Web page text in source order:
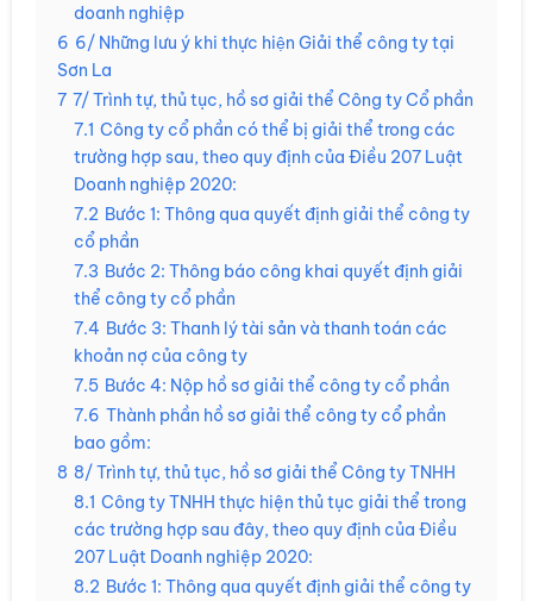
doanh nghiệp
6 6/ Những lưu ý khi thực hiện Giải thể công ty tại
Sơn La
7 7/ Trình tự, thủ tục, hồ sơ giải thể Công ty Cổ phần
7.1 Công ty cổ phần có thể bị giải thể trong các
trường hợp sau, theo quy định của Điều 207 Luật
Doanh nghiệp 2020:
7.2 Bước 1: Thông qua quyết định giải thể công ty
cổ phần
7.3 Bước 2: Thông báo công khai quyết định giải
thể công ty cổ phần
7.4 Bước 3: Thanh lý tài sản và thanh toán các
khoản nợ của công ty
7.5 Bước 4: Nộp hồ sơ giải thể công ty cổ phần
7.6 Thành phần hồ sơ giải thể công ty cổ phần
bao gồm:
8 8/ Trình tự, thủ tục, hồ sơ giải thể Công ty TNHH
8.1 Công ty TNHH thực hiện thủ tục giải thể trong
các trường hợp sau đây, theo quy định của Điều
207 Luật Doanh nghiệp 2020:
8.2 Bước 1: Thông qua quyết định giải thể công ty